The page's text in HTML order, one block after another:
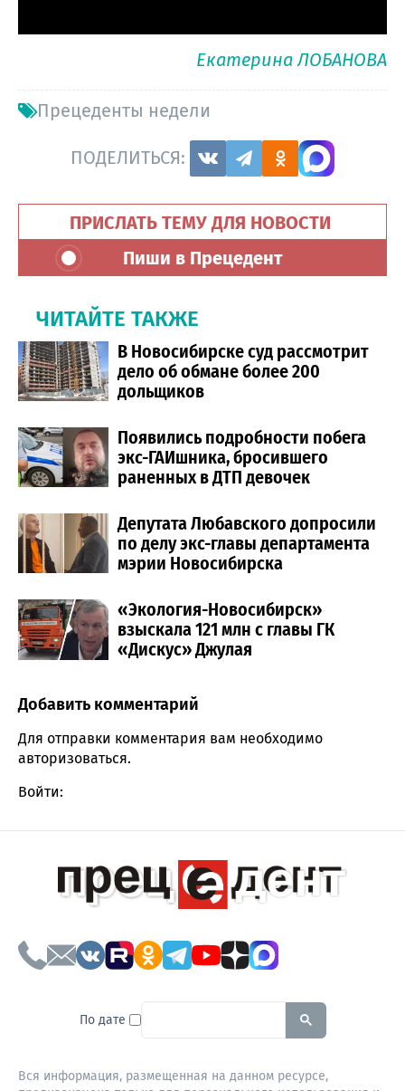
Екатерина ЛОБАНОВА
Прецеденты недели
ПОДЕЛИТЬСЯ:
ПРИСЛАТЬ ТЕМУ ДЛЯ НОВОСТИ
Пиши в Прецедент
ЧИТАЙТЕ ТАКЖЕ
В Новосибирске суд рассмотрит
дело об обмане более 200
дольщиков
Появились подробности побега
экс-ГАИшника, бросившего
раненных в ДТП девочек
Депутата Любавского допросили
по делу экс-главы департамента
мэрии Новосибирска
«Экология-Новосибирск»
взыскала 121 млн с главы ГК
«Дискус» Джулая
Comment section
Добавить комментарий
Для отправки комментария вам необходимо
авторизоваться.
Войти:
По дате To search this site, enter a
Вся информация, размещенная на данном ресурсе,